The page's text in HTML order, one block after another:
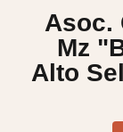
Asoc.
Mz
Alto